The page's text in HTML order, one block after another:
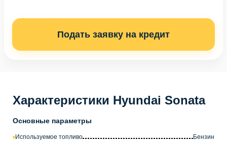
Подать заявку на кредит
Характеристики Hyundai Sonata
Основные параметры
Используемое топливо Бензин